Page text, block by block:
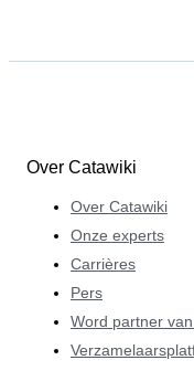
Over Catawiki
Over Catawiki
Onze experts
Carrières
Pers
Word partner